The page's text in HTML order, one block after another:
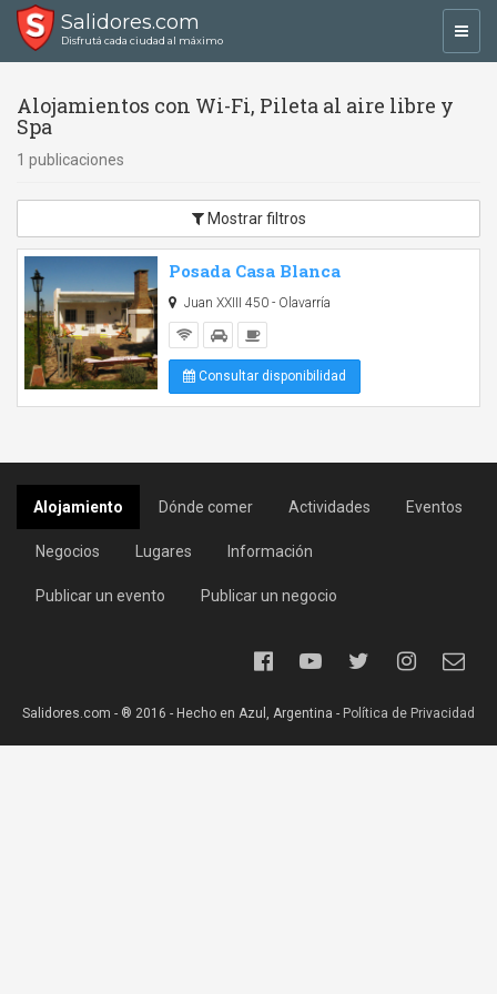
Salidores.com
Disfrutá cada ciudad al máximo
Alojamientos con Wi-Fi, Pileta al aire libre y
Spa
1 publicaciones
Mostrar filtros
Posada Casa Blanca
Juan XXIII 450 - Olavarría
Consultar disponibilidad
Alojamiento Dónde comer Actividades Eventos
Negocios Lugares Información
Publicar un evento Publicar un negocio
Salidores.com - ® 2016 - Hecho en Azul, Argentina - Política de Privacidad